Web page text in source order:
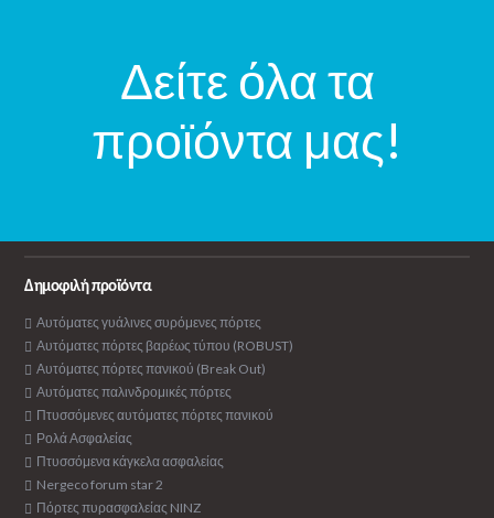
Δείτε όλα τα
προϊόντα μας!
Δημοφιλή προϊόντα
Αυτόματες γυάλινες συρόμενες πόρτες
Αυτόματες πόρτες βαρέως τύπου (ROBUST)
Αυτόματες πόρτες πανικού (Break Out)
Αυτόματες παλινδρομικές πόρτες
Πτυσσόμενες αυτόματες πόρτες πανικού
Ρολά Ασφαλείας
Πτυσσόμενα κάγκελα ασφαλείας
Nergeco forum star 2
Πόρτες πυρασφαλείας NINZ